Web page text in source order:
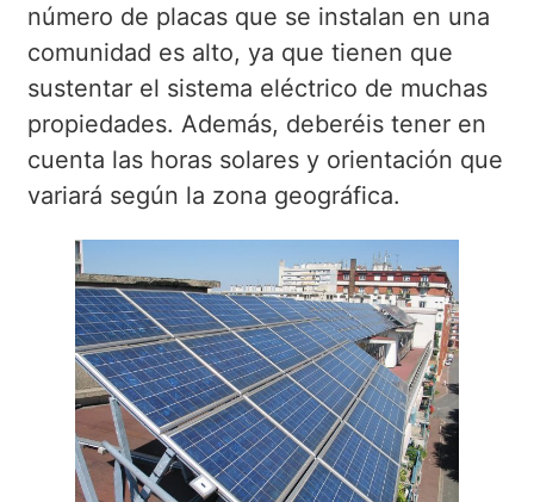
número de placas que se instalan en una
comunidad es alto, ya que tienen que
sustentar el sistema eléctrico de muchas
propiedades. Además, deberéis tener en
cuenta las horas solares y orientación que
variará según la zona geográfica.